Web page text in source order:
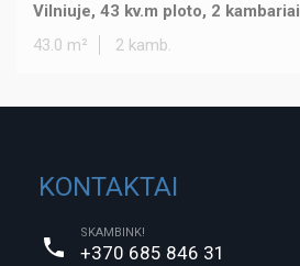
Vilniuje, 43 kv.m ploto, 2 kambariai
43.0 m²
2 kamb.
KONTAKTAI
SKAMBINK!
+370 685 846 31